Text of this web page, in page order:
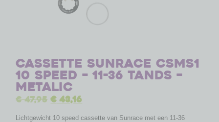
Cassette Sunrace CSMS1
10 speed – 11-36 tands –
metalic
€47,95 €43,16
Lichtgewicht 10 speed cassette van Sunrace met een 11-36